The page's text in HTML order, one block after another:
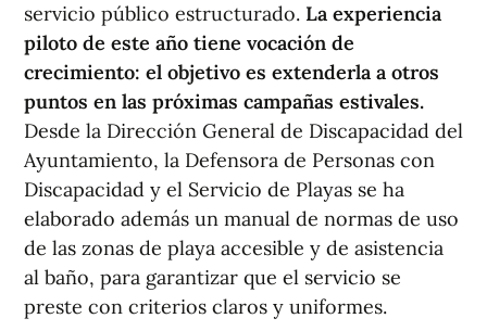
servicio público estructurado. La experiencia
piloto de este año tiene vocación de
crecimiento: el objetivo es extenderla a otros
puntos en las próximas campañas estivales.
Desde la Dirección General de Discapacidad del
Ayuntamiento, la Defensora de Personas con
Discapacidad y el Servicio de Playas se ha
elaborado además un manual de normas de uso
de las zonas de playa accesible y de asistencia
al baño, para garantizar que el servicio se
preste con criterios claros y uniformes.